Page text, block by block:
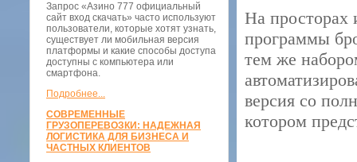
Запрос «Азино 777 официальный
сайт вход скачать» часто используют
пользователи, которые хотят узнать,
существует ли мобильная версия
платформы и какие способы доступа
доступны с компьютера или
смартфона.
Подробнее...
СОВРЕМЕННЫЕ
ГРУЗОПЕРЕВОЗКИ: НАДЕЖНАЯ
ЛОГИСТИКА ДЛЯ БИЗНЕСА И
ЧАСТНЫХ КЛИЕНТОВ
На просторах
программы
тем же
версия со
котором